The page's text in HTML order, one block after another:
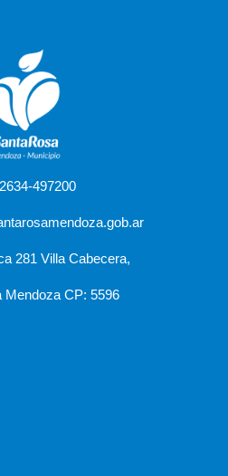
497200
281 Villa Cabecera,
Mendoza CP: 5596